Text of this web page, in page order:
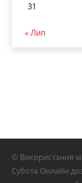
31
« Лип
© Використання
Субота Онлайн